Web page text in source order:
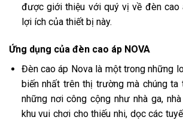
được giới thiệu với quý vị về đèn cao
lợi ích của thiết bị này.
Ứng dụng của đèn cao áp NOVA
Đèn cao áp Nova là một trong những
biến nhất trên thị trường mà chúng
những nơi công cộng như nhà ga,
khu vui chơi cho thiếu nhi, dọc các